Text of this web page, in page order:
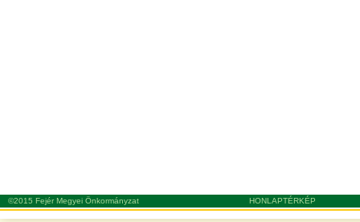
©2015 Fejér Megyei Önkormányzat HONLAPTÉRKÉP